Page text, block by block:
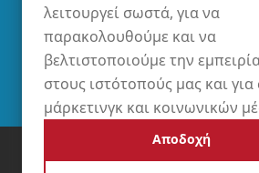
λειτουργεί σωστά, για να
παρακολουθούμε και να
βελτιστοποιούμε την
στους ιστότοπούς μας και
μάρκετινγκ και κοινωνικών
Αποδοχή
Όροι και